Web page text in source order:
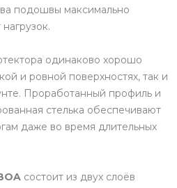
подошвы максимально
одинаково хорошо
и ровной поверхностях, так и
Проработанный профиль и
стелька обеспечивают
даже во время длительных
состоит из двух слоёв